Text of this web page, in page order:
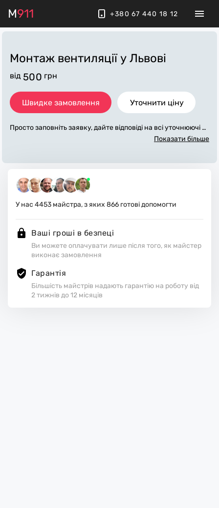
M911 +380 67 440 18 12
Монтаж вентиляціїу Львові
від 500 грн
Швидке замовлення Уточнити ціну
Просто заповніть заявку, дайте відповіді на всі уточнюючі за
питання по «монтаж вентиляції». Ми зв'яжемося з вами пр
вці стежать за чистотою та прибирають робоче місце.
Показати більше
У нас 4453 майстра, з яких 866 готові допомогти
Ваші гроші в безпеці
Ви можете оплачувати лише після того, як майстер
виконає замовлення
Гарантія
Більшість майстрів надають гарантію на роботу від
2 тижнів до 12 місяців